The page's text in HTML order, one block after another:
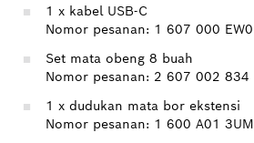
1 x kabel USB-C
Nomor pesanan: 1 607 000 EW0
Set mata obeng 8 buah
Nomor pesanan: 2 607 002 834
1 x dudukan mata bor ekstensi
Nomor pesanan: 1 600 A01 3UM